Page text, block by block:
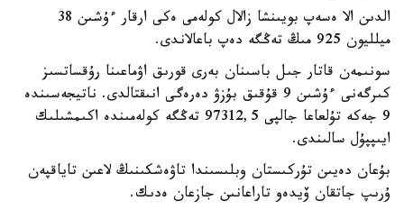
الدىن الا ەسەپ بويىنشا زالال كولەمى ەكى ارقار ءۇشىن 38
ميلليون 925 مىڭ تەڭگە دەپ باعالاندى.
سونىمەن قاتار جىل باسىنان بەرى قورىق اۋماعىنا رۇقساتسىز
كىرگەنى ءۇشىن 9 قۇقىق بۇزۋ دەرەگى انىقتالدى. ناتيجەسىندە
9 جەكە تۇلعاعا جالپى 97312,5 تەڭگە كولەمىندە اكىمشىلىك
ايىپپۇل سالىندى.
بۇعان دەيىن تۇركىستان وبلىسىندا تاۋەشكىنىڭ لاعىن تاياقپەن
ۇرىپ جاتقان ۆيدەو تاراعانىن جازعان ەدىك.